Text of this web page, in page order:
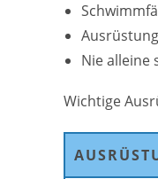
Nie alleine
Wichtige